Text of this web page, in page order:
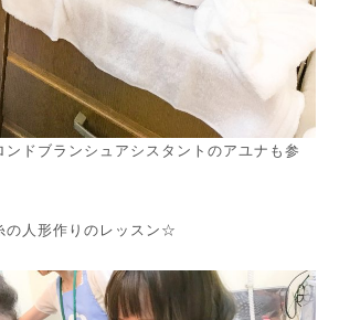
ンドブランシュアシスタントのアユナも参
の人形作りのレッスン☆